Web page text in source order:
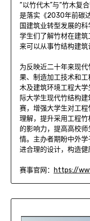
“以竹代木”与“竹木复
是落实《2030年前碳
国建筑业转型发展的
学生们了解竹材在建
来可以从事竹结构建筑
为反映近二十年来现
果、制造加工技术和
木及建筑环境工程大
际大学生现代竹结构
赛，增强大学生对工程
理解，提升采用工程
的影响力，提高高校
情。主办者期盼中外
进合理的设计，构造健
赛事官网： https://